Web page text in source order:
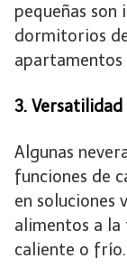
pequeñas son
dormitorios
apartamentos
3. Versatilidad
Algunas
funciones de
en soluciones
alimentos a la
caliente o frío.